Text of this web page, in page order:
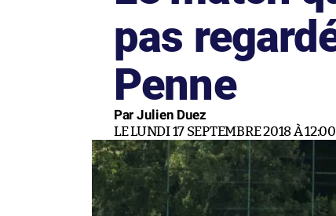
pas
Penne
Par Julien Duez
LE LUNDI 17 SEPTEMBRE 2018 À 12:00